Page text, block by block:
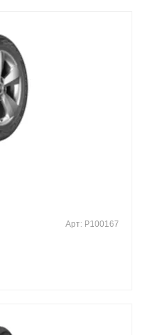
Арт: P100167